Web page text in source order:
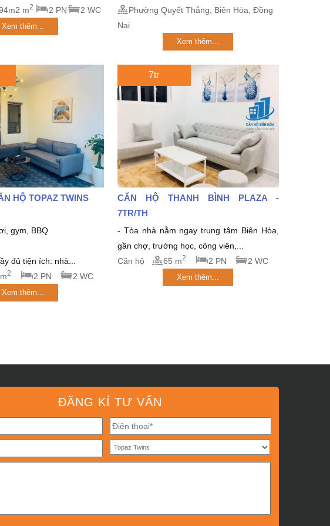
m2 2 PN 2 WC
Xem thêm...
Phường Quyết Thắng, Biên Hòa, Đồng
Nai
Xem thêm...
HỘ TOPAZ TWINS
gym, BBQ
đủ tiện ích: nhà...
2 2 PN 2 WC
Xem thêm...
7tr
CĂN HỘ THANH BÌNH PLAZA -
7TR/TH
- Tòa nhà nằm ngay trung tâm Biên Hòa,
gần chợ, trường học, công viên,...
Căn hộ
65 m2 2 PN 2 WC
Xem thêm...
ĐĂNG KÍ TƯ VẤN